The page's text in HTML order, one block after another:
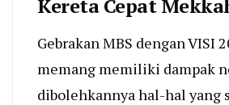
Kereta Cepat
Gebrakan MBS dengan VISI
memang memiliki dampak
dibolehkannya hal-hal yang